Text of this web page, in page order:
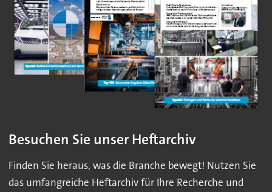
Besuchen Sie unser Heftarchiv
Finden Sie heraus, was die Branche bewegt! Nutzen Sie
das umfangreiche Heftarchiv für Ihre Recherche und